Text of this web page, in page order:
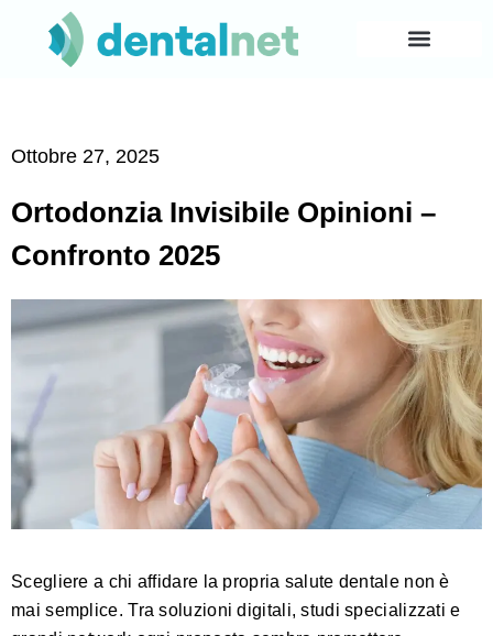
Ottobre 27, 2025
Ortodonzia Invisibile Opinioni –
Confronto 2025
Scegliere a chi affidare la propria salute dentale non è
mai semplice. Tra soluzioni digitali, studi specializzati e